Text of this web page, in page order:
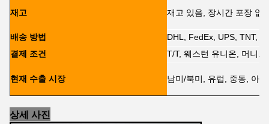
재고 재고 있음, 장시간 포장 없
배송 방법
DHL, FedEx, UPS, TNT,
결제 조건
T/T, 웨스턴 유니온, 머니
현재 수출 시장 남미/북미, 유럽, 중동, 아
상세 사진